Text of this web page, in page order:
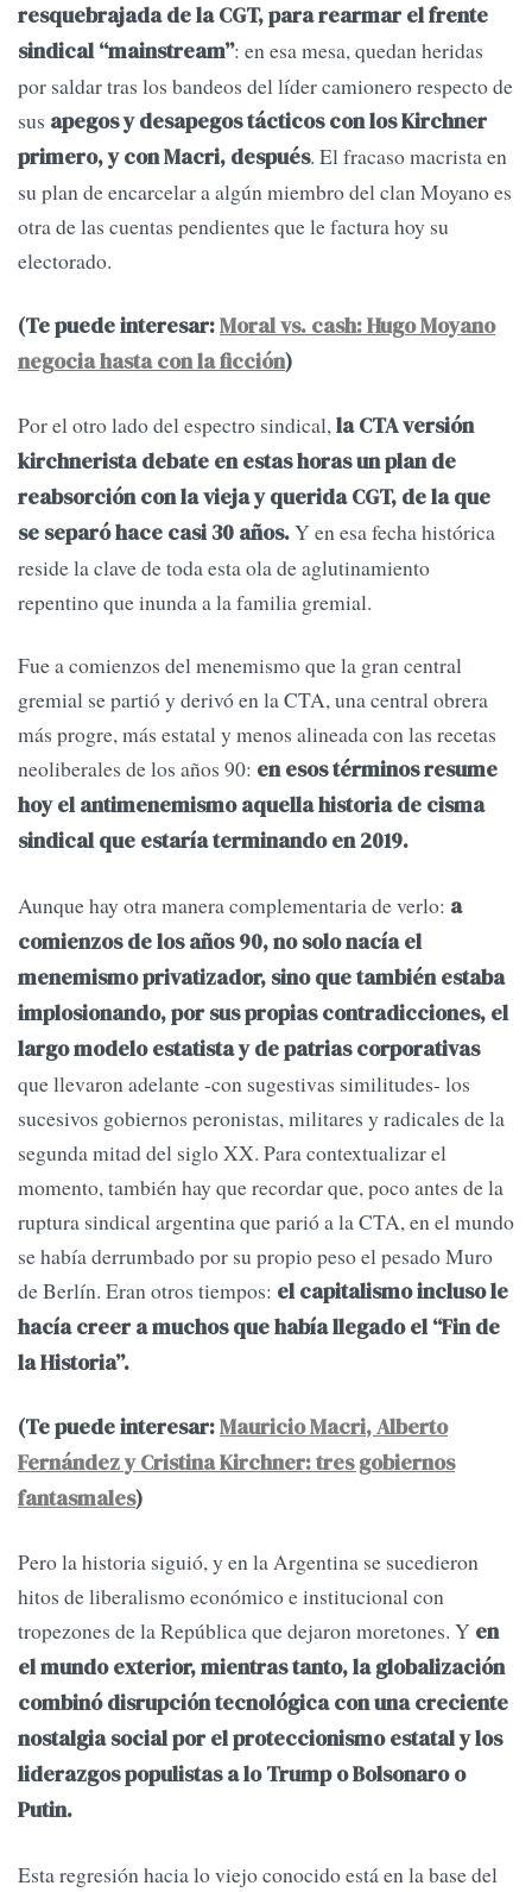
resquebrajada de la CGT, para rearmar el frente
sindical “mainstream”: en esa mesa, quedan heridas
por saldar tras los bandeos del líder camionero respecto de
sus apegos y desapegos tácticos con los Kirchner
primero, y con Macri, después. El fracaso macrista en
su plan de encarcelar a algún miembro del clan Moyano es
otra de las cuentas pendientes que le factura hoy su
electorado.
(Te puede interesar:Moral vs. cash: Hugo Moyano
negocia hasta con la ficción)
Por el otro lado del espectro sindical,la CTA versión
kirchnerista debate en estas horas un plan de
reabsorción con la vieja y querida CGT, de la que
se separó hace casi 30 años.Y en esa fecha histórica
reside la clave de toda esta ola de aglutinamiento
repentino que inunda a la familia gremial.
Fue a comienzos del menemismo que la gran central
gremial se partió y derivó en la CTA, una central obrera
más progre, más estatal y menos alineada con las recetas
neoliberales de los años 90: en esos términos resume
hoy el antimenemismo aquella historia de cisma
sindical que estaría terminando en 2019.
Aunque hay otra manera complementaria de verlo: a
comienzos de los años 90, no solo nacía el
menemismo privatizador, sino que también estaba
implosionando, por sus propias contradicciones, el
largo modelo estatista y de patrias corporativas
que llevaron adelante -con sugestivas similitudes- los
sucesivos gobiernos peronistas, militares y radicales de la
segunda mitad del siglo XX. Para contextualizar el
momento, también hay que recordar que, poco antes de la
ruptura sindical argentina que parió a la CTA, en el mundo
se había derrumbado por su propio peso el pesado Muro
de Berlín. Eran otros tiempos: el capitalismo incluso le
hacía creer a muchos que había llegado el “Fin de
la Historia”.
(Te puede interesar:Mauricio Macri, Alberto
Fernández y Cristina Kirchner: tres gobiernos
fantasmales)
Pero la historia siguió, y en la Argentina se sucedieron
hitos de liberalismo económico e institucional con
tropezones de la República que dejaron moretones. Y en
el mundo exterior, mientras tanto, la globalización
combinó disrupción tecnológica con una creciente
nostalgia social por el proteccionismo estatal y los
liderazgos populistas a lo Trump o Bolsonaro o
Putin.
Esta regresión hacia lo viejo conocido está en la base del